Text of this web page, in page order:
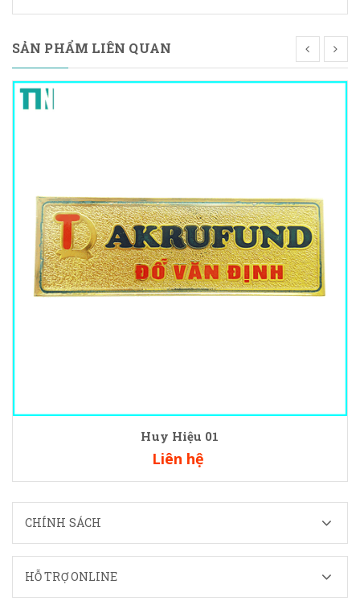
SẢN PHẨM LIÊN QUAN
Huy Hiệu 01
Liên hệ
CHÍNH SÁCH
HỖ TRỢ ONLINE